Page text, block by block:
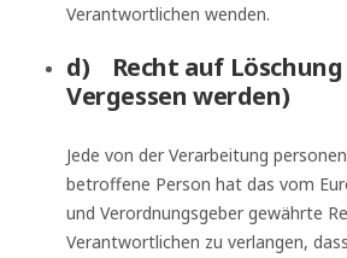
Verantwortlichen wenden.
d) Recht auf Löschung
Vergessen werden)
Jede von der Verarbeitung
betroffene Person hat das vom
und Verordnungsgeber gewährte
Verantwortlichen zu verlangen,